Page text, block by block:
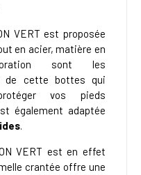
VERT est proposée
en acier, matière en
sont les
de cette bottes qui
vos pieds
également adaptée
.
VERT est en effet
crantée offre une